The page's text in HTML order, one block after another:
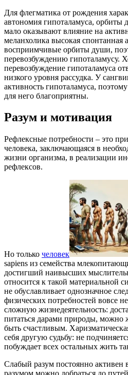
Для флегматика от рождения
автономия гипоталамуса, орбиты
мало оказывают влияние на
меланхолика высокая спонтанная
восприимчивые орбиты души,
перевозбуждению гипоталамусу.
перевозбуждение гипоталамуса
низкого уровня рассудка. У
активность гипоталамуса,
для него благоприятны.
Разум и мотивация
Рефлексные потребности – это
человека, заключающаяся в
жизни организма, в реализации
рефлексов.
Но только человек
sapiens из семейства
достигший наивысших
относится к такой материальной
не обуславливает однозначное
физических потребностей вовсе
сложную жизнедеятельность:
питаться дарами природы, можно
быть счастливым.
себя другую судьбу: не
побуждает всех остальных жить
Слабый разум постоянно активен